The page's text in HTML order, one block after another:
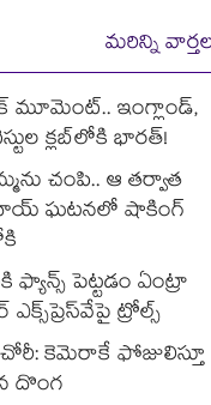
మరిన్ని
ఇంగ్లాండ్,
క్లబ్‌లోకి భారత్!
చంపి.. ఆ తర్వాత
ఘటనలో షాకింగ్
ఫ్యాన్స్ పెట్టడం ఏంట్రా
ట్రోల్స్
కెమెరాకే ఫోజులిస్తూ
దొంగ